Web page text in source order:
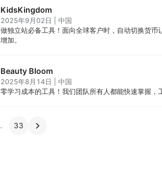
KidsKingdom
2025年9月02日
中国
做独立站必备工具！面向全球客户时，自动切换货币
增加。
Beauty Bloom
2025年8月14日
中国
零学习成本的工具！我们团队所有人都能快速掌握，
33